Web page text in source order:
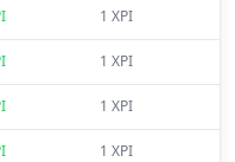
1 XPI
1 XPI
1 XPI
1 XPI